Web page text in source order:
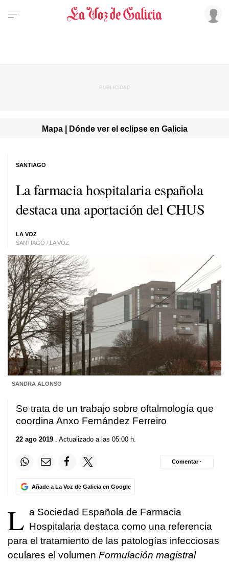
Mapa | Dónde ver el eclipse en Galicia
La farmacia hospitalaria española
destaca una aportación del CHUS
LA VOZ
SANTIAGO / LA VOZ
SANTIAGO
SANDRA ALONSO
Se trata de un trabajo sobre oftalmología que
coordina Anxo Fernández Ferreiro
22 ago 2019 . Actualizado a las 05:00 h.
Añade a La Voz de Galicia en Google
Comentar ·
L a Sociedad Española de Farmacia
Hospitalaria destaca como una referencia
para el tratamiento de las patologías infecciosas
oculares el volumen Formulación magistral